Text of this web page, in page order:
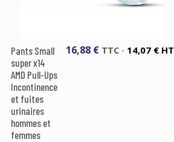
Pants Small
super x14
AMD Pull-Ups
Incontinence
et fuites
urinaires
hommes et
femmes
16,88 € TTC - 14,07 € HT